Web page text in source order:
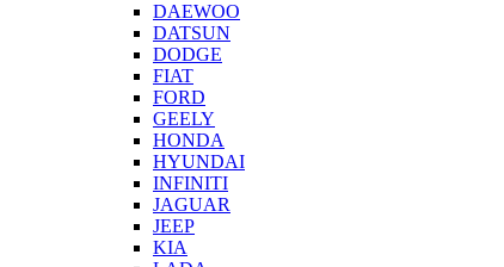
DAEWOO
DATSUN
DODGE
FIAT
FORD
GEELY
HONDA
HYUNDAI
INFINITI
JAGUAR
JEEP
KIA